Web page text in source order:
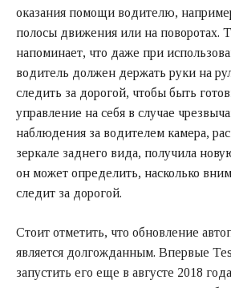
оказания помощи водителю,
полосы движения или на поворотах.
напоминает, что даже при
водитель должен держать руки на
следить за дорогой, чтобы быть
управление на себя в случае
наблюдения за водителем камера,
зеркале заднего вида, получила
он может определить, насколько
следит за дорогой.
Стоит отметить, что обновление
является долгожданным. Впервые
запустить его еще в августе 2018